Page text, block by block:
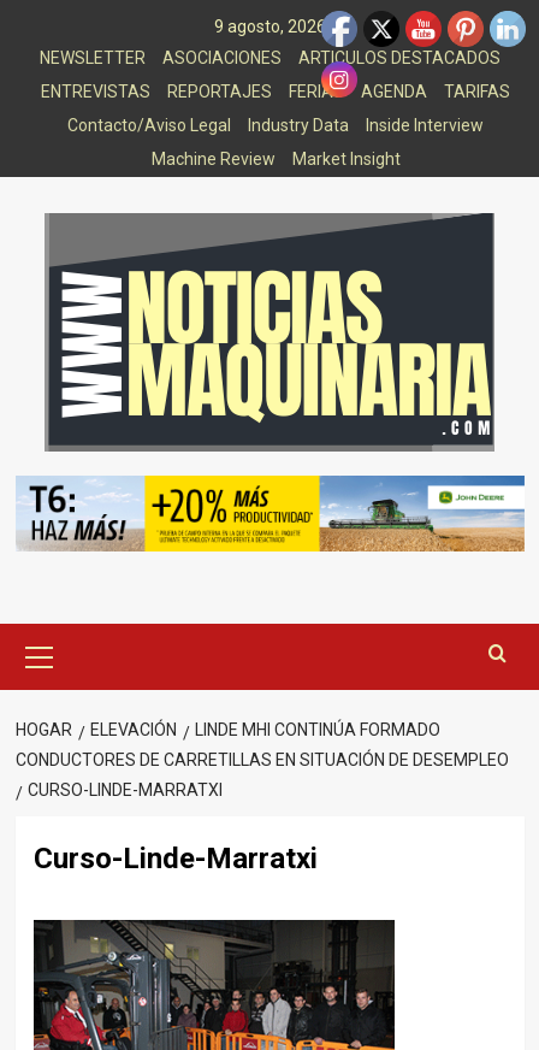
9 agosto, 2026
NEWSLETTER
ASOCIACIONES
ARTICULOS DESTACADOS
ENTREVISTAS
REPORTAJES FERIAS AGENDA
TARIFAS
Contacto/Aviso Legal
Industry Data
Inside Interview
Machine Review
Market Insight
principal
HOGAR ELEVACIÓN
LINDE MHI CONTINÚA FORMADO
CONDUCTORES DE CARRETILLAS EN SITUACIÓN DE DESEMPLEO
CURSO-LINDE-MARRATXI
Curso-Linde-Marratxi